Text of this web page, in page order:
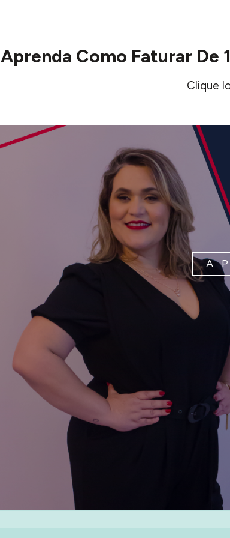
Aprenda Como Faturar De
Clique